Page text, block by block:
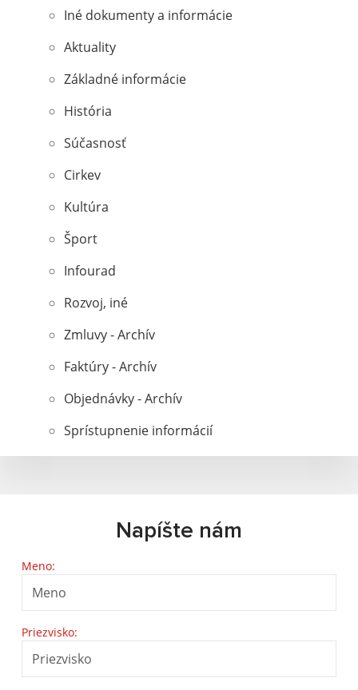
Iné dokumenty a informácie
Aktuality
Základné informácie
História
Súčasnosť
Cirkev
Kultúra
Šport
Infourad
Rozvoj, iné
Zmluvy - Archív
Faktúry - Archív
Objednávky - Archív
Sprístupnenie informácií
Napíšte nám
Meno:
Priezvisko: